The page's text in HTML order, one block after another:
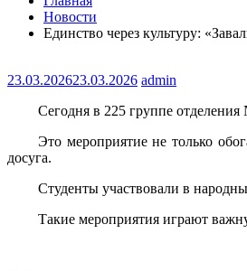
Новости
Единство через культуру:
23.03.202623.03.2026 admin
Сегодня в 225 группе
Это мероприятие не только
досуга.
Студенты участвовали в
Такие мероприятия играют